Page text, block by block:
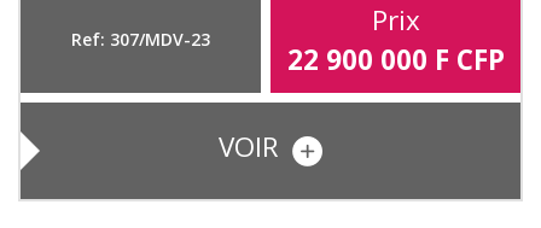
Ref: 307/MDV-23
Prix
22 900 000 F CFP
VOIR